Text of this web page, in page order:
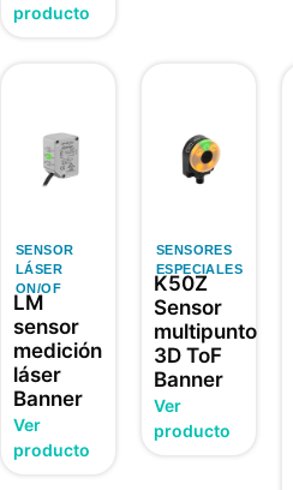
producto
SENSOR
LÁSER
ON/OF
LM
sensor
medición
láser
Banner
Ver
producto
SENSORES
ESPECIALES
K50Z
Sensor
multipunto
3D ToF
Banner
Ver
producto